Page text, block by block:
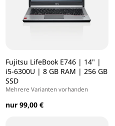
Fujitsu LifeBook E746 | 14" |
i5-6300U | 8 GB RAM | 256 GB
SSD
Mehrere Varianten vorhanden
nur 99,00 €